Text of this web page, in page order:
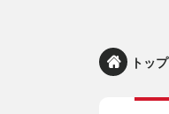
トップ